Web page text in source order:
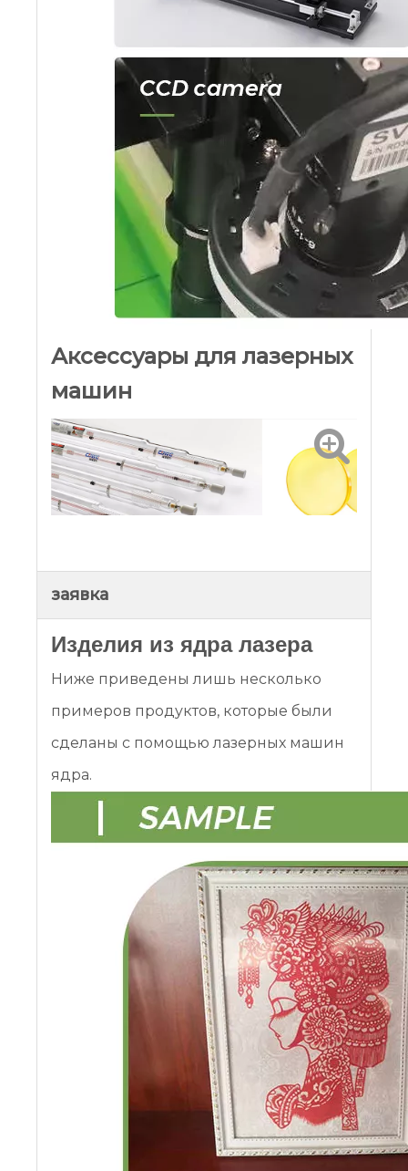
Draw, 2D Design
Предпочтительные
Открытая защита
защита, защита от воды,
система сигнализации
тепловой сигнализации,
расщепление структуры
Аксессуары для лазерных
машин
заявка
Изделия из ядра лазера
Ниже приведены лишь несколько
примеров продуктов, которые были
сделаны с помощью лазерных машин
ядра.